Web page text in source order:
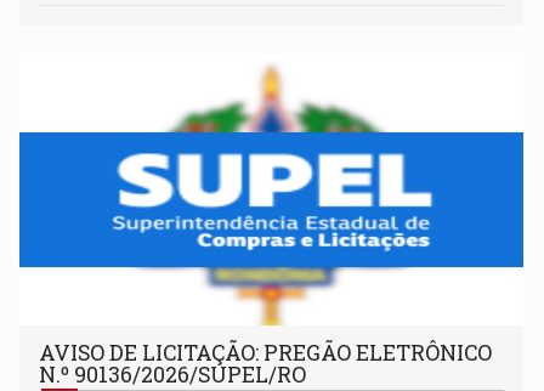
AVISO DE LICITAÇÃO: PREGÃO ELETRÔNICO
N.º 90136/2026/SUPEL/RO